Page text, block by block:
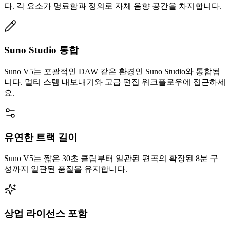
다. 각 요소가 명료함과 정의로 자체 음향 공간을 차지합니다.
Suno Studio 통합
Suno V5는 포괄적인 DAW 같은 환경인 Suno Studio와 통합됩
니다. 멀티 스템 내보내기와 고급 편집 워크플로우에 접근하세
요.
유연한 트랙 길이
Suno V5는 짧은 30초 클립부터 일관된 편곡의 확장된 8분 구
성까지 일관된 품질을 유지합니다.
상업 라이선스 포함